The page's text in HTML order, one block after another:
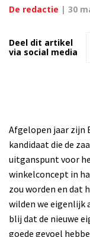
De redactie | 30
Deel dit artikel
via social media
Afgelopen jaar zijn
kandidaat die de
uitganspunt voor
winkelconcept in
zou worden en dat
wilden we eigenlijk
blij dat de nieuwe
goede gevoel